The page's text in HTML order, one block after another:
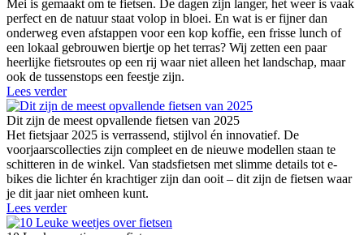
Mei is gemaakt om te fietsen. De dagen zijn langer, het weer is vaak
perfect en de natuur staat volop in bloei. En wat is er fijner dan
onderweg even afstappen voor een kop koffie, een frisse lunch of
een lokaal gebrouwen biertje op het terras? Wij zetten een paar
heerlijke fietsroutes op een rij waar niet alleen het landschap, maar
ook de tussenstops een feestje zijn.
Lees verder
Dit zijn de meest opvallende fietsen van 2025
Het fietsjaar 2025 is verrassend, stijlvol én innovatief. De
voorjaarscollecties zijn compleet en de nieuwe modellen staan te
schitteren in de winkel. Van stadsfietsen met slimme details tot e-
bikes die lichter én krachtiger zijn dan ooit – dit zijn de fietsen waar
je dit jaar niet omheen kunt.
Lees verder